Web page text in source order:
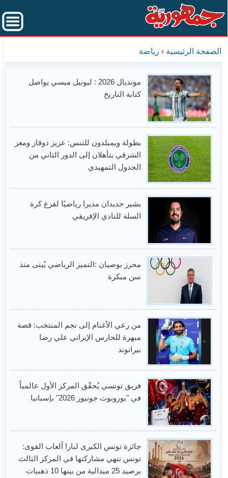
الصفحة الرئيسية › رياضة
مونديال 2026 : ليونيل ميسي يواصل
كتابة التاريخ
بطولة ويمبلدون للتنس: عزيز دوقاز ومعز
الشرقي يتأهلان إلى الدور الثاني من
الجدول التمهيدي
بشير حديدان مديرا رياضيًا لفرع كرة
السلة للنادي الإفريقي
محرز بوصيان :التميز الرياضي يُبنى منذ
سن مبكرة
من رعي الأغنام إلى نجم المنتخب: قصة
مبهرة للحارس الإيراني علي رضا
بيرانوند
فريق تونسي يُحقّق المركز الأول عالمياً
في "يوروبوت جونيور 2026" بإسبانيا
جائزة تونس الكبرى لبارا ألعاب القوى:
تونس تنهي مشاركتها في المركز الثالث
برصيد 25 ميدالية من بينها 10 ذهبيات